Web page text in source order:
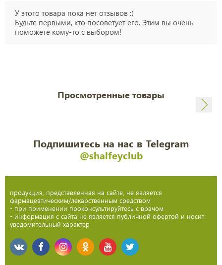
У этого товара пока нет отзывов :(
Будьте первыми, кто посоветует его. Этим вы очень
поможете кому-то с выбором!
Просмотренные товары
Подпишитесь на нас в Telegram
@shalfeyclub
продукция, представленная на сайте, не является
фармацевтическим/лекарственным средством
- при применении проконсультируйтесь с врачом
- информация с сайта не является публичной офертой и носит
уведомительный характер